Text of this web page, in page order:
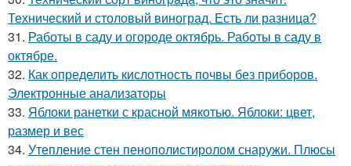
Технический и столовый виноград. Есть ли разница?
31. Работы в саду и огороде октябрь. Работы в саду в
октябре.
32. Как определить кислотность почвы без приборов.
Электронные анализаторы
33. Яблоки ранетки с красной мякотью. Яблоки: цвет,
размер и вес
34. Утепление стен пенополистиролом снаружи. Плюсы